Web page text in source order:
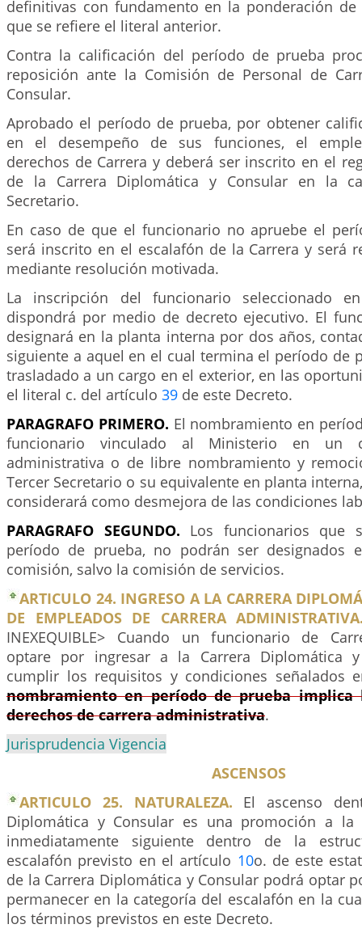
definitivas con fundamento en la ponderación de
que se refiere el literal anterior.
Contra la calificación del período de prueba
reposición ante la Comisión de Personal de
Consular.
Aprobado el período de prueba, por obtener
en el desempeño de sus funciones, el
derechos de Carrera y deberá ser inscrito en el
de la Carrera Diplomática y Consular en la
Secretario.
En caso de que el funcionario no apruebe el
será inscrito en el escalafón de la Carrera y será
mediante resolución motivada.
La inscripción del funcionario seleccionado
dispondrá por medio de decreto ejecutivo. El
designará en la planta interna por dos años,
siguiente a aquel en el cual termina el período de
trasladado a un cargo en el exterior, en las
el literal c. del artículo 39 de este Decreto.
PARAGRAFO PRIMERO. El nombramiento en
funcionario vinculado al Ministerio en un
administrativa o de libre nombramiento y
Tercer Secretario o su equivalente en planta
considerará como desmejora de las condiciones
PARAGRAFO SEGUNDO. Los funcionarios que
período de prueba, no podrán ser designados
comisión, salvo la comisión de servicios.
ARTICULO 24. INGRESO A LA CARRERA
DE EMPLEADOS DE CARRERA
INEXEQUIBLE> Cuando un funcionario de
optare por ingresar a la Carrera Diplomática y
cumplir los requisitos y condiciones señalados
nombramiento en período de prueba implica
derechos de carrera administrativa.
Jurisprudencia Vigencia
ASCENSOS
ARTICULO 25. NATURALEZA. El ascenso
Diplomática y Consular es una promoción a la
inmediatamente siguiente dentro de la
escalafón previsto en el artículo 10o. de este
de la Carrera Diplomática y Consular podrá optar
permanecer en la categoría del escalafón en la
los términos previstos en este Decreto.